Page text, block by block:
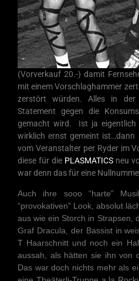
(Vorverkauf 20.-) damit
mit einem Vorschlaghammer
zerstört würden. Alles in
Statement gegen die
gemacht wird. Ist ja eigentlich
wirklich ernst gemeint ist…dann
vom Veranstalter per Ryder im
diese für die PLASMATICS neu
war denn das für eine
Auch ihre sooo “harte”
“provokativen” Look, absolut
aus wie ein Storch in Strapsen,
Graf Dracula, der Bassist in
T Haarschnitt und noch ein
aussah, als hätten sie ihn von
Das war doch nichts mehr als